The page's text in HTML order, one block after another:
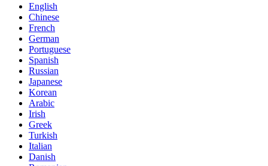
English
Chinese
French
German
Portuguese
Spanish
Russian
Japanese
Korean
Arabic
Irish
Greek
Turkish
Italian
Danish